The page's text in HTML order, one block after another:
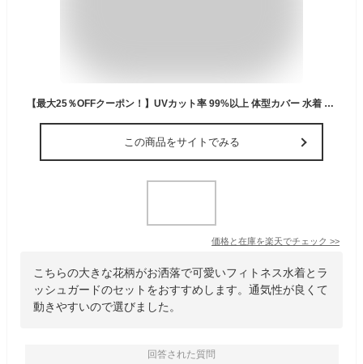
【最大25％OFFクーポン！】UVカット率 99%以上 体型カバー 水着 レディース 長袖ラッシュガードセット 5点上下セット UPF50+ フィットネス水着 セパレート かわいい 大きいサイズタンキニ ショートパンツ レギンス付き ママ水着 20代 30代 40代
この商品をサイトでみる
価格と在庫を楽天でチェック >>
こちらの大きな花柄がお洒落で可愛いフィトネス水着とラ
ッシュガードのセットをおすすめします。通気性が良くて
動きやすいので選びました。
回答された質問